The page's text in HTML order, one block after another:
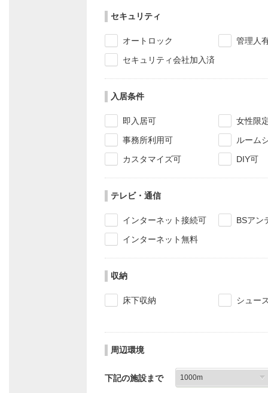
セキュリティ
オートロック
管理人
セキュリティ会社加入済
入居条件
即入居可
女性限
事務所利用可
ルーム
カスタマイズ可
DIY可
テレビ・通信
インターネット接続可
BSアン
インターネット無料
収納
床下収納 シュー
周辺環境
下記の施設まで